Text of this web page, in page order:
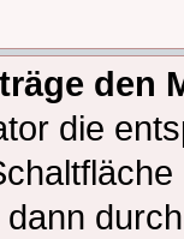
den
die